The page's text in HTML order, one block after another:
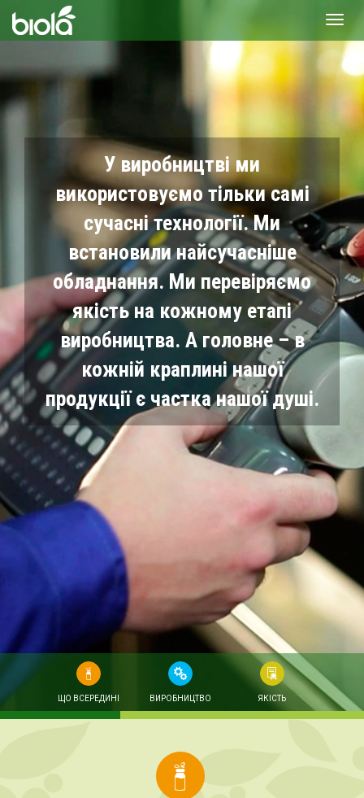
У виробництві ми
використовуємо тільки самі
сучасні технології. Ми
встановили найсучасніше
обладнання. Ми перевіряємо
якість на кожному етапі
виробництва. А головне – в
кожній краплині нашої
продукції є частка нашої душі.
ЩО ВСЕРЕДИНІ ВИРОБНИЦТВО ЯКІСТЬ